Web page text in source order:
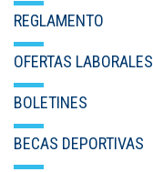
REGLAMENTO
OFERTAS LABORALES
BOLETINES
BECAS DEPORTIVAS